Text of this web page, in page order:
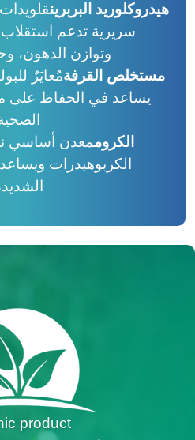
هيدروكلوريد البربرين
سريرية تدعم
وتوازن الدهون،
مستخلص القرفةمُعايَرٌ
يساعد في الحفاظ على
الكروممعدن أساسي
الكربوهيدرات
product